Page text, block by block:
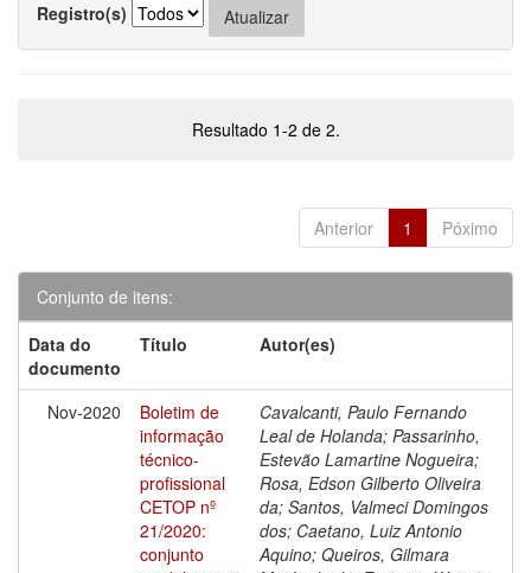
Registro(s)
Resultado 1-2 de 2.
Anterior 1 Póximo
Conjunto de itens:
Data do
documento
Título Autor(es)
Nov-2020
Boletim de
informação
técnico-
profissional
CETOP nº
21/2020:
conjunto
Cavalcanti, Paulo Fernando
Leal de Holanda; Passarinho,
Estevão Lamartine Nogueira;
Rosa, Edson Gilberto Oliveira
da; Santos, Valmeci Domingos
dos; Caetano, Luiz Antonio
Aquino; Queiros, Gilmara